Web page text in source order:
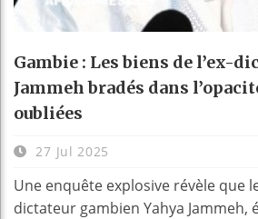
Gambie : Les biens de l’ex-
Jammeh bradés dans
oubliées
27 Jul 2025
Une enquête explosive révèle que
dictateur gambien Yahya Jammeh,